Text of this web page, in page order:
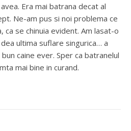
Era mai batrana decat al
Ne-am pus si noi problema ce
ca se chinuia evident. Am lasat-o
ultima suflare singurica… a
caine ever. Sper ca batranelul
mai bine in curand.